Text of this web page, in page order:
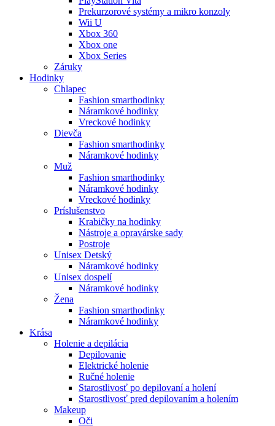
Prekurzorové systémy a mikro konzoly
Wii U
Xbox 360
Xbox one
Xbox Series
Záruky
Hodinky
Chlapec
Fashion smarthodinky
Náramkové hodinky
Vreckové hodinky
Dievča
Fashion smarthodinky
Náramkové hodinky
Muž
Fashion smarthodinky
Náramkové hodinky
Vreckové hodinky
Príslušenstvo
Krabičky na hodinky
Nástroje a opravárske sady
Postroje
Unisex Detský
Náramkové hodinky
Unisex dospelí
Náramkové hodinky
Žena
Fashion smarthodinky
Náramkové hodinky
Krása
Holenie a depilácia
Depilovanie
Elektrické holenie
Ručné holenie
Starostlivosť po depilovaní a holení
Starostlivosť pred depilovaním a holením
Makeup
Oči